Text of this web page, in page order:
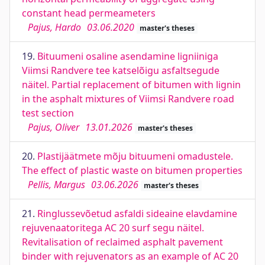
constant head permeameters
Pajus, Hardo 03.06.2020 master's theses
19. Bituumeni osaline asendamine ligniiniga
Viimsi Randvere tee katselõigu asfaltsegude
näitel. Partial replacement of bitumen with lignin
in the asphalt mixtures of Viimsi Randvere road
test section
Pajus, Oliver 13.01.2026 master's theses
20. Plastijäätmete mõju bituumeni omadustele.
The effect of plastic waste on bitumen properties
Pellis, Margus 03.06.2026 master's theses
21. Ringlussevõetud asfaldi sideaine elavdamine
rejuvenaatoritega AC 20 surf segu näitel.
Revitalisation of reclaimed asphalt pavement
binder with rejuvenators as an example of AC 20